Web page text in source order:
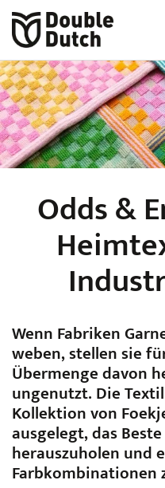
Odds &
Wenn Fabriken
weben, stellen sie
Übermenge davon
ungenutzt. Die
Kollektion von
ausgelegt, das
herauszuholen und
Farbkombinationen